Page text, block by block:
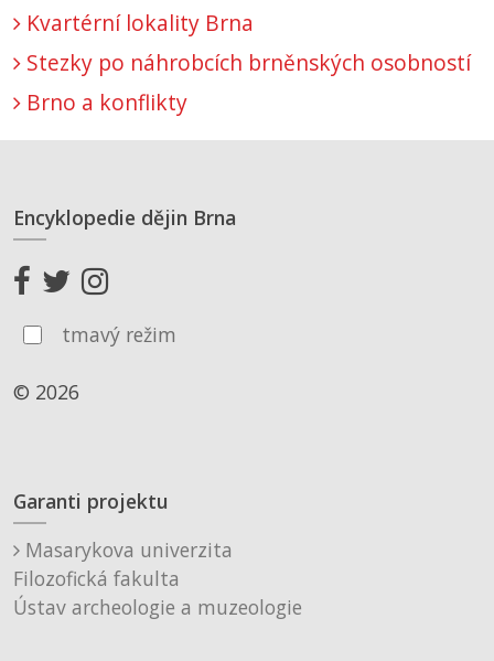
Kvartérní lokality Brna
Stezky po náhrobcích brněnských osobností
Brno a konflikty
Encyklopedie dějin Brna
tmavý režim
© 2026
Garanti projektu
Masarykova univerzita
Filozofická fakulta
Ústav archeologie a muzeologie